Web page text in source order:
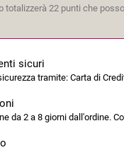
totalizzerà 22 punti che
sicuri
tramite: Carta di
da 2 a 8 giorni dall'ordine.